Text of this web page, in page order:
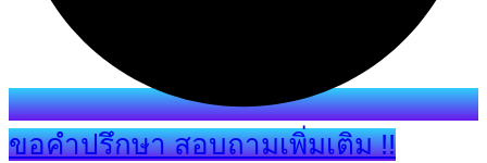
ขอคำปรึกษา สอบถามเพิ่มเติม !!